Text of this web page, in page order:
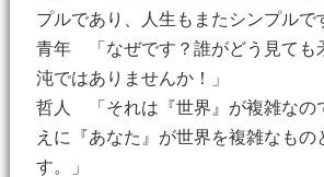
プルであり、人生もまたシンプルで
青年 「なぜです？誰がどう見ても
沌ではありませんか！」
哲人 「それは『世界』が複雑なの
えに『あなた』が世界を複雑なもの
す。」